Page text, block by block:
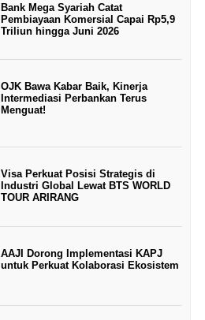
Bank Mega Syariah Catat
Pembiayaan Komersial Capai Rp5,9
Triliun hingga Juni 2026
OJK Bawa Kabar Baik, Kinerja
Intermediasi Perbankan Terus
Menguat!
Visa Perkuat Posisi Strategis di
Industri Global Lewat BTS WORLD
TOUR ARIRANG
AAJI Dorong Implementasi KAPJ
untuk Perkuat Kolaborasi Ekosistem